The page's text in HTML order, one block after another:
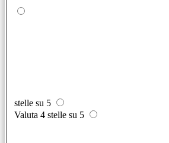
stelle su 5
Valuta 4 stelle su 5